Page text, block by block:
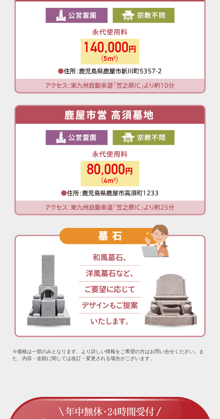
※価格は一部のみとなります。より詳しい情報をご希望の方はお問い合せください。ま
た、内容・金額に関しては改訂・変更される場合がございます。